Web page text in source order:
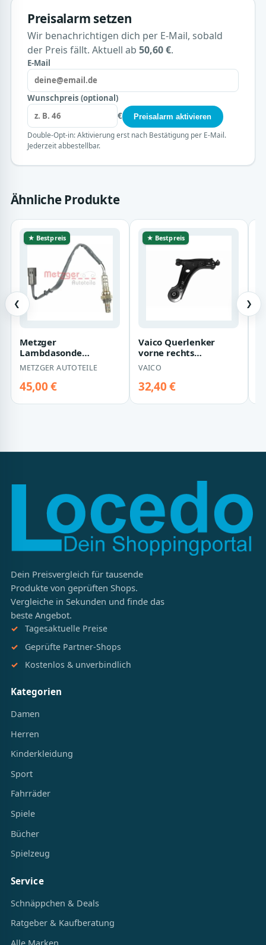
Preisalarm setzen
Wir benachrichtigen dich per E-Mail, sobald
der Preis fällt. Aktuell ab 50,60 €.
E-Mail
Wunschpreis (optional)
€
Preisalarm aktivieren
Double-Opt-in: Aktivierung erst nach Bestätigung per E-Mail.
Jederzeit abbestellbar.
Ähnliche Produkte
❮
★ Bestpreis
Metzger
Lambdasonde
Chevrolet Aveo
Lacetti Nubira
Daewoo Kalos
METZGER AUTOTEILE
45,00 €
★ Bestpreis
Vaico Querlenker
vorne rechts
Chevrolet Lacetti
Nubira Daewoo
Lacetti…
VAICO
32,40 €
❯
Dein Preisvergleich für tausende
Produkte von geprüften Shops.
Vergleiche in Sekunden und finde das
beste Angebot.
Tagesaktuelle Preise
Geprüfte Partner-Shops
Kostenlos & unverbindlich
Kategorien
Damen
Herren
Kinderkleidung
Sport
Fahrräder
Spiele
Bücher
Spielzeug
Service
Schnäppchen & Deals
Ratgeber & Kaufberatung